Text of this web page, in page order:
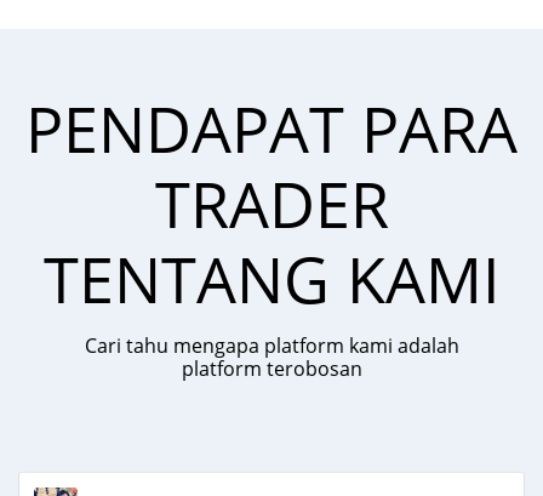
PENDAPAT PARA
TRADER
TENTANG KAMI
Cari tahu mengapa platform kami adalah
platform terobosan